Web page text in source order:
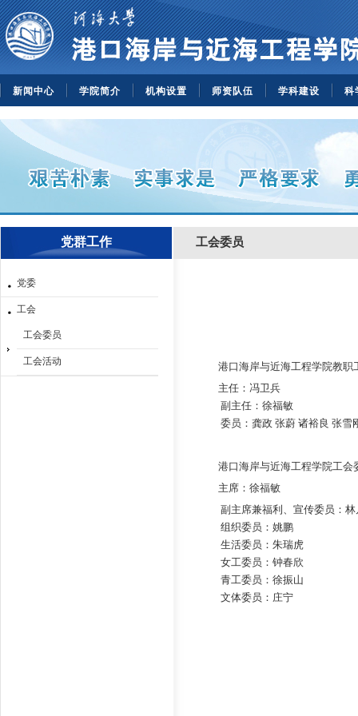
新闻中心 学院简介 机构设置 师资队伍 学科建设 科
党群工作
党委
工会
工会委员
工会活动
工会委员
港口海岸与近海工程学院教职
主任：冯卫兵
副主任：徐福敏
委员：龚政 张蔚 诸裕良 张雪
港口海岸与近海工程学院工会
主席：徐福敏
副主席兼福利、宣传委员：林
组织委员：姚鹏
生活委员：朱瑞虎
女工委员：钟春欣
青工委员：徐振山
文体委员：庄宁